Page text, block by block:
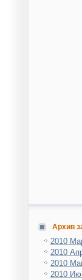
Архив
2010
2010
2010
2010